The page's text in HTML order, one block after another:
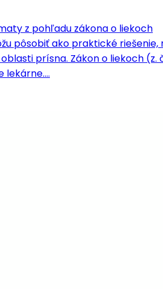
z pohľadu zákona o liekoch
pôsobiť ako praktické
prísna. Zákon o liekoch
lekárne.…